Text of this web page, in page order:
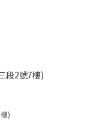
段2號7樓)
)